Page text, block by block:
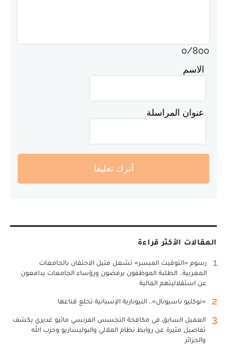
0/800
الاسم
عنوان المراسلة
أترك تعليقا
المقالات الأكثر قراءة
1
رسوم «التوقيت الميسر» تشعل فتيل الاحتقان بالجامعات
المغربية.. الطلبة الموظفون يرفضون ورؤساء الجامعات يدافعون
عن استقلاليتهم المالية
2 «نوكليو ناسيونال».. النيونازية الإسبانية تخلع قناعها
3
العميل السابق في مكافحة التجسس الفرنسي ماثيو غديري يكشف
تفاصيل مثيرة عن روابط نظام الملالي والبوليساريو وحزب الله
والجزائر